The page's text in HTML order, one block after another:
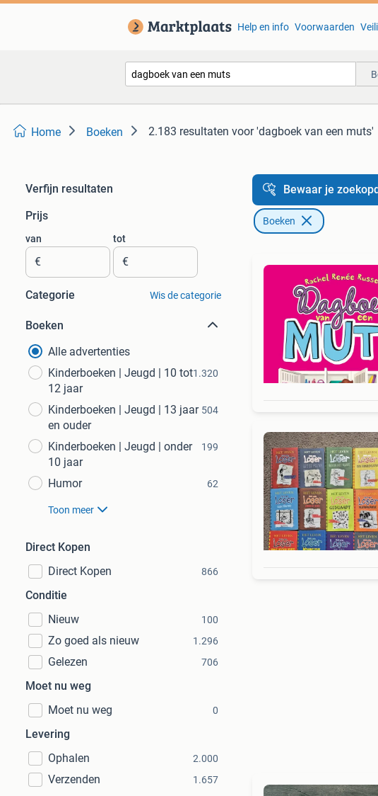
Help en info Voorwaarden
Home Boeken 2.183 resultaten voor 'dagboek van een muts'
Verfijn resultaten
Prijs
van
€
tot
€
Categorie Wis de categorie
Boeken
Alle advertenties
Kinderboeken | Jeugd | 10 tot
12 jaar
1.320
Kinderboeken | Jeugd | 13 jaar
en ouder
504
Kinderboeken | Jeugd | onder
10 jaar
199
Humor 62
Toon meer
Direct Kopen
Direct Kopen
866
Conditie
Nieuw
100
Zo goed als nieuw 1.296
Gelezen 706
Moet nu weg
Moet nu weg
0
Levering
Ophalen
2.000
Verzenden 1.657
Bewaar je
Boeken